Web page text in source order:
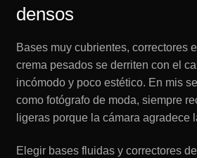
densos
Bases muy cubrientes, correctores
crema pesados se derriten con el
incómodo y poco estético. En mis
como fotógrafo de moda, siempre
ligeras porque la cámara agradece
Elegir bases fluidas y correctores